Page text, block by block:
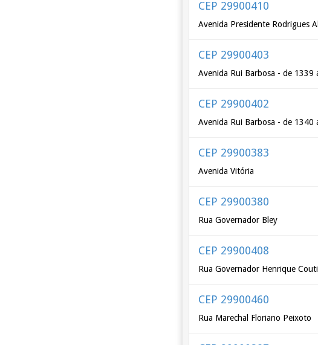
CEP 29900410
Avenida Presidente Rodrigues
CEP 29900403
Avenida Rui Barbosa - de 1339
CEP 29900402
Avenida Rui Barbosa - de 1340
CEP 29900383
Avenida Vitória
CEP 29900380
Rua Governador Bley
CEP 29900408
Rua Governador Henrique
CEP 29900460
Rua Marechal Floriano Peixoto